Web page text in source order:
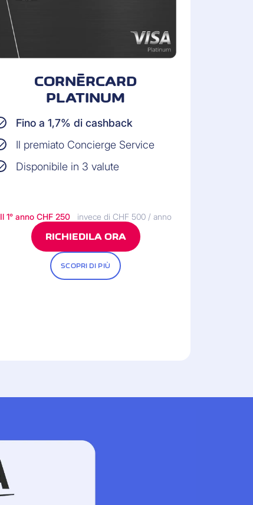
CORNÈRCARD
PLATINUM
Fino a 1,7% di cashback
Il premiato Concierge Service
Disponibile in 3 valute
Il 1° anno CHF 250 invece di CHF 500 / anno
RICHIEDILA ORA
SCOPRI DI PIÙ